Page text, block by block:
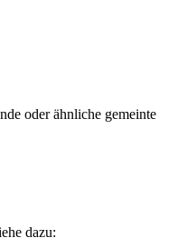
oder ähnliche gemeinte
dazu: